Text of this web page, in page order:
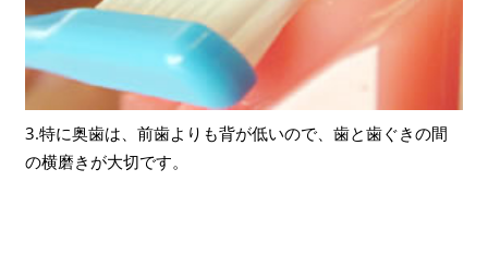
3.特に奥歯は、前歯よりも背が低いので、歯と歯ぐきの間
の横磨きが大切です。